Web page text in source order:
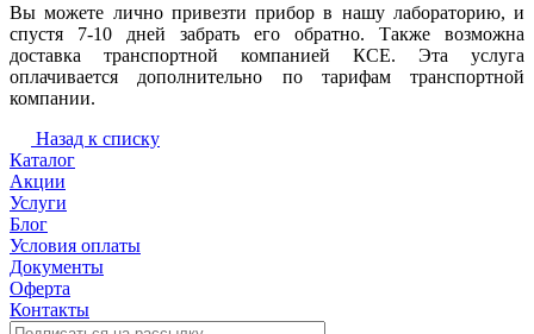
Вы можете лично привезти прибор в нашу лабораторию, и
спустя 7-10 дней забрать его обратно. Также возможна
доставка транспортной компанией КСЕ. Эта услуга
оплачивается дополнительно по тарифам транспортной
компании.
Назад к списку
Каталог
Акции
Услуги
Блог
Условия оплаты
Документы
Оферта
Контакты